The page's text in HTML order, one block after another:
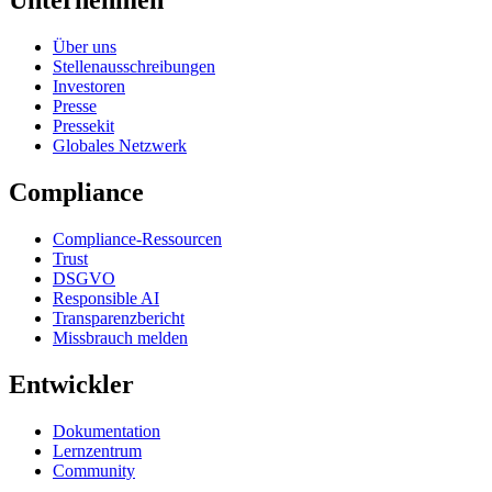
Über uns
Stellenausschreibungen
Investoren
Presse
Pressekit
Globales Netzwerk
Compliance
Compliance-Ressourcen
Trust
DSGVO
Responsible AI
Transparenzbericht
Missbrauch melden
Entwickler
Dokumentation
Lernzentrum
Community